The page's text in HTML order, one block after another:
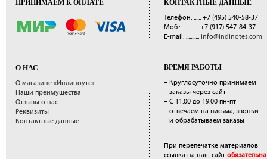
ПРИНИМАЕМ К ОПЛАТЕ
О НАС
О магазине «Индиноутс»
Наши преимущества
Отзывы о нас
Реквизиты
Контактные данные
КОНТАКТНЫЕ ДАННЫЕ
Телефон: ...... +7 (495) 540-58-37
Моб.: .............. +7 (917) 547-84-37
E-mail: ........... info@indinotes.com
ВРЕМЯ РАБОТЫ
– Круглосуточно принимаем
заказы через сайт
– С 11:00 до 19:00 пн-пт
отвечаем на письма, звонки
и обрабатываем заказы
При перепечатке материалов
ссылка на наш сайт обязательна.